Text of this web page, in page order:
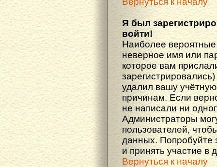
Я был
войти!
Наиболее
неверное имя или
которое вам
удалил вашу
причинам. Если
не написали ни
Администраторы
пользователей,
данных. Попробуйте
и принять участие в
Вернуться к началу